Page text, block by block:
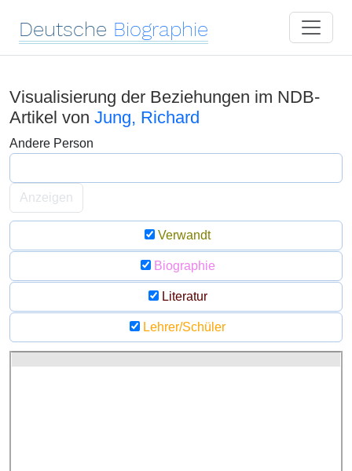
Deutsche Biographie
Visualisierung der Beziehungen im NDB-
Artikel von Jung, Richard
Andere Person
Anzeigen
Verwandt
Biographie
Literatur
Lehrer/Schüler